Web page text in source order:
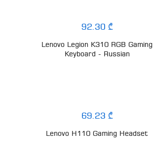
92.30 ₾
Lenovo Legion K310 RGB Gaming
Keyboard - Russian
69.23 ₾
Lenovo H110 Gaming Headset